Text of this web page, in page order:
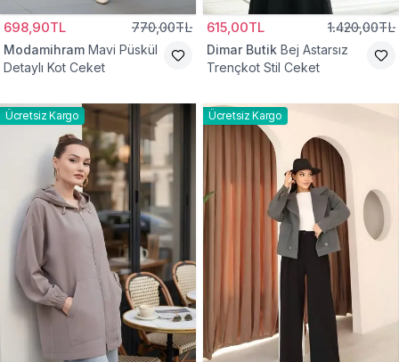
698,90TL 770,00TL
Modamihram Mavi Püskül
Detaylı Kot Ceket
615,00TL 1.420,00TL
Dimar Butik Bej Astarsız
Trençkot Stil Ceket
Ücretsiz Kargo Ücretsiz Kargo